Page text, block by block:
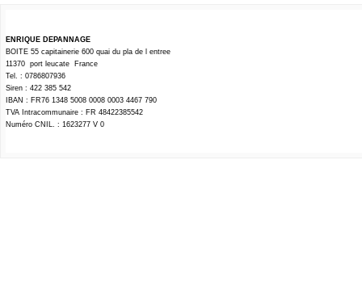
ENRIQUE DEPANNAGE
BOITE 55 capitainerie 600 quai du pla de l entree
11370 port leucate France
Tel. : 0786807936
Siren : 422 385 542
IBAN : FR76 1348 5008 0008 0003 4467 790
TVA Intracommunaire : FR 48422385542
Numéro CNIL. : 1623277 V 0